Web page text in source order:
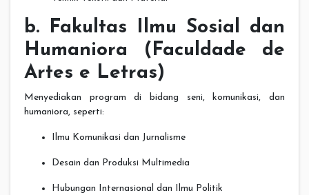
b. Fakultas Ilmu Sosial dan
Humaniora (Faculdade de
Artes e Letras)
Menyediakan program di bidang seni, komunikasi, dan
humaniora, seperti:
Ilmu Komunikasi dan Jurnalisme
Desain dan Produksi Multimedia
Hubungan Internasional dan Ilmu Politik